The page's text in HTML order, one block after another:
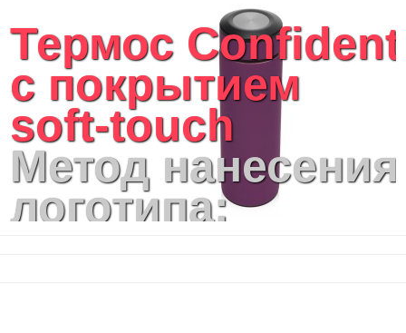
Термос Confident
с покрытием
soft-touch
Метод нанесения
логотипа: